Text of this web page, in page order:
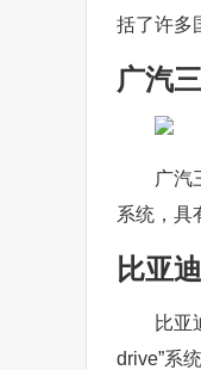
括了许多
广汽
广汽
系统，具
比亚
比亚
drive”系